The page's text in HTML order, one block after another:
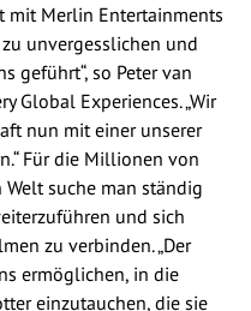
mit Merlin Entertainments
unvergesslichen und
geführt“, so Peter van
Global Experiences. „Wir
nun mit einer unserer
Für die Millionen von
Welt suche man ständig
und sich
zu verbinden. „Der
ermöglichen, in die
einzutauchen, die sie